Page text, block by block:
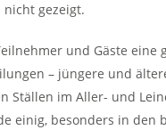
gezeigt.
und Gäste eine
– jüngere und
Ställen im Aller- und
einig, besonders in